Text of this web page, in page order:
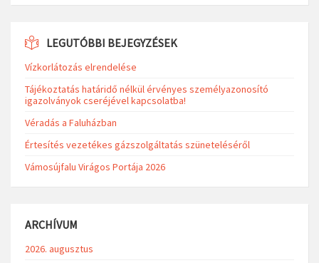
LEGUTÓBBI BEJEGYZÉSEK
Vízkorlátozás elrendelése
Tájékoztatás határidő nélkül érvényes személyazonosító
igazolványok cseréjével kapcsolatba!
Véradás a Faluházban
Értesítés vezetékes gázszolgáltatás szüneteléséről
Vámosújfalu Virágos Portája 2026
ARCHÍVUM
2026. augusztus